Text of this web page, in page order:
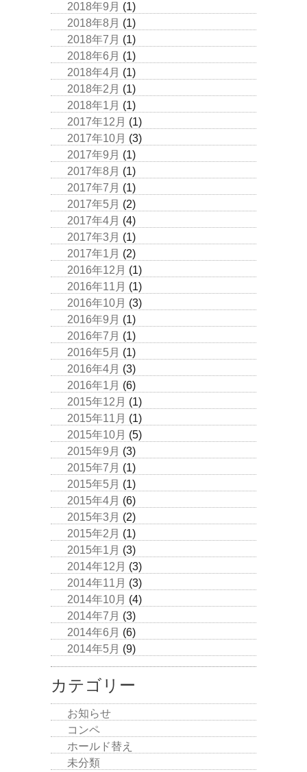
2018年9月 (1)
2018年8月 (1)
2018年7月 (1)
2018年6月 (1)
2018年4月 (1)
2018年2月 (1)
2018年1月 (1)
2017年12月 (1)
2017年10月 (3)
2017年9月 (1)
2017年8月 (1)
2017年7月 (1)
2017年5月 (2)
2017年4月 (4)
2017年3月 (1)
2017年1月 (2)
2016年12月 (1)
2016年11月 (1)
2016年10月 (3)
2016年9月 (1)
2016年7月 (1)
2016年5月 (1)
2016年4月 (3)
2016年1月 (6)
2015年12月 (1)
2015年11月 (1)
2015年10月 (5)
2015年9月 (3)
2015年7月 (1)
2015年5月 (1)
2015年4月 (6)
2015年3月 (2)
2015年2月 (1)
2015年1月 (3)
2014年12月 (3)
2014年11月 (3)
2014年10月 (4)
2014年7月 (3)
2014年6月 (6)
2014年5月 (9)
カテゴリー
お知らせ
コンペ
ホールド替え
未分類